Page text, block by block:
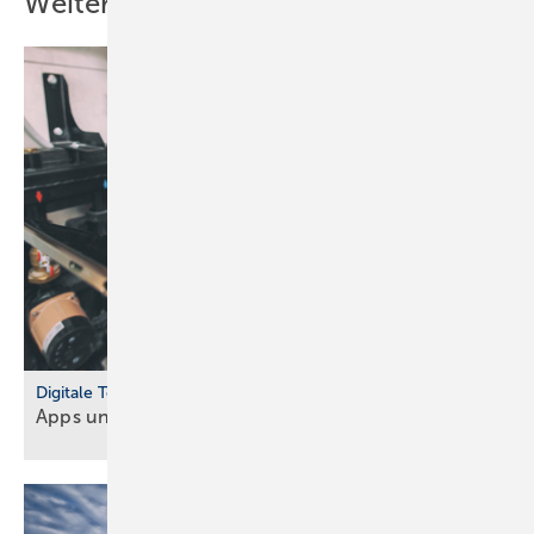
Digitale Tools
Apps und Soft­ware für Hand­werker und